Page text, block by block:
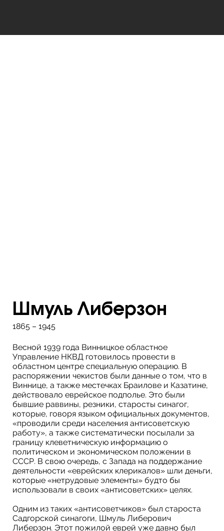
Шмуль Либерзон
1865 – 1945
Весной 1939 года Винницкое областное
Управление НКВД готовилось провести в
областном центре специальную операцию. В
распоряжении чекистов были данные о том, что в
Виннице, а также местечках Браилове и Казатине,
действовало еврейское подполье. Это были
бывшие раввины, резники, старосты синагог,
которые, говоря языком официальных документов,
«проводили среди населения антисоветскую
работу», а также систематически посылали за
границу клеветническую информацию о
политическом и экономическом положении в
СССР. В свою очередь, c Запада на поддержание
деятельности «еврейских клерикалов» шли деньги,
которые «нетрудовые элементы» будто бы
использовали в своих «антисоветских» целях.
Одним из таких «антисоветчиков» был староста
Садгорской синагоги, Шмуль Либерович
Либерзон. Этот пожилой еврей уже давно был